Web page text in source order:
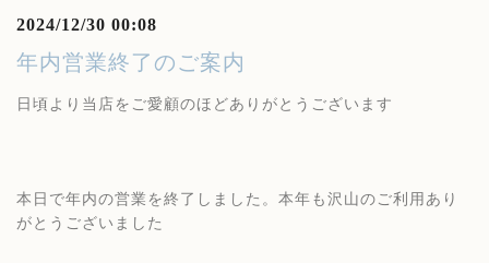
2024/12/30 00:08
年内営業終了のご案内
日頃より当店をご愛顧のほどありがとうございます
本日で年内の営業を終了しました。本年も沢山のご利用あり
がとうございました